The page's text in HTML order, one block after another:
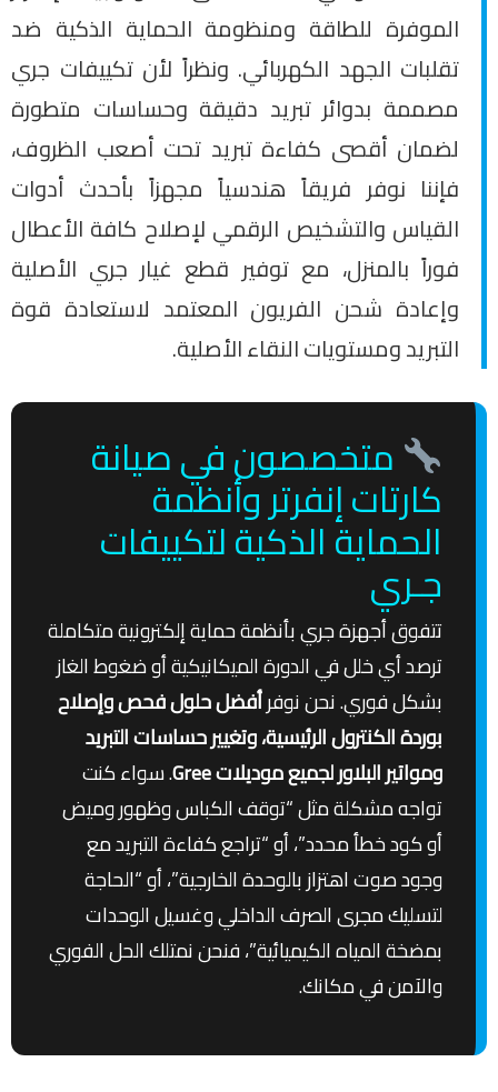
الموفرة للطاقة ومنظومة الحماية الذكية ضد
تقلبات الجهد الكهربائي. ونظراً لأن تكييفات جري
مصممة بدوائر تبريد دقيقة وحساسات متطورة
لضمان أقصى كفاءة تبريد تحت أصعب الظروف،
فإننا نوفر فريقاً هندسياً مجهزاً بأحدث أدوات
القياس والتشخيص الرقمي لإصلاح كافة الأعطال
فوراً بالمنزل، مع توفير قطع غيار جري الأصلية
وإعادة شحن الفريون المعتمد لاستعادة قوة
التبريد ومستويات النقاء الأصلية.
متخصصون في صيانة
كارتات إنفرتر وأنظمة
الحماية الذكية لتكييفات
جـري
تتفوق أجهزة جري بأنظمة حماية إلكترونية متكاملة
ترصد أي خلل في الدورة الميكانيكية أو ضغوط الغاز
بشكل فوري. نحن نوفرأفضل حلول فحص وإصلاح
بوردة الكنترول الرئيسية، وتغيير حساسات التبريد
ومواتير البلاور لجميع موديلات Gree
. سواء كنت
تواجه مشكلة مثل “توقف الكباس وظهور وميض
أو كود خطأ محدد”، أو “تراجع كفاءة التبريد مع
وجود صوت اهتزاز بالوحدة الخارجية”، أو “الحاجة
لتسليك مجرى الصرف الداخلي وغسيل الوحدات
بمضخة المياه الكيميائية”، فنحن نمتلك الحل الفوري
والآمن في مكانك.